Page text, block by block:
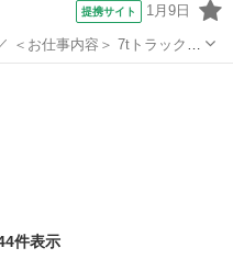
提携サイト 1月9日
種・内容：DR:
件表示